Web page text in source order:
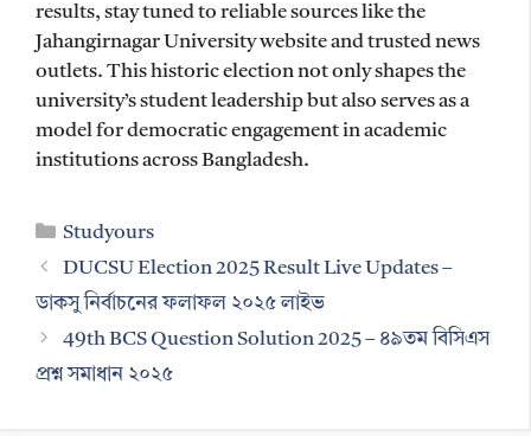
results, stay tuned to reliable sources like the
Jahangirnagar University website and trusted news
outlets. This historic election not only shapes the
university’s student leadership but also serves as a
model for democratic engagement in academic
institutions across Bangladesh.
Categories
Studyours
DUCSU Election 2025 Result Live Updates –
ডাকসু নির্বাচনের ফলাফল ২০২৫ লাইভ
49th BCS Question Solution 2025 – ৪৯তম বিসিএস
প্রশ্ন সমাধান ২০২৫